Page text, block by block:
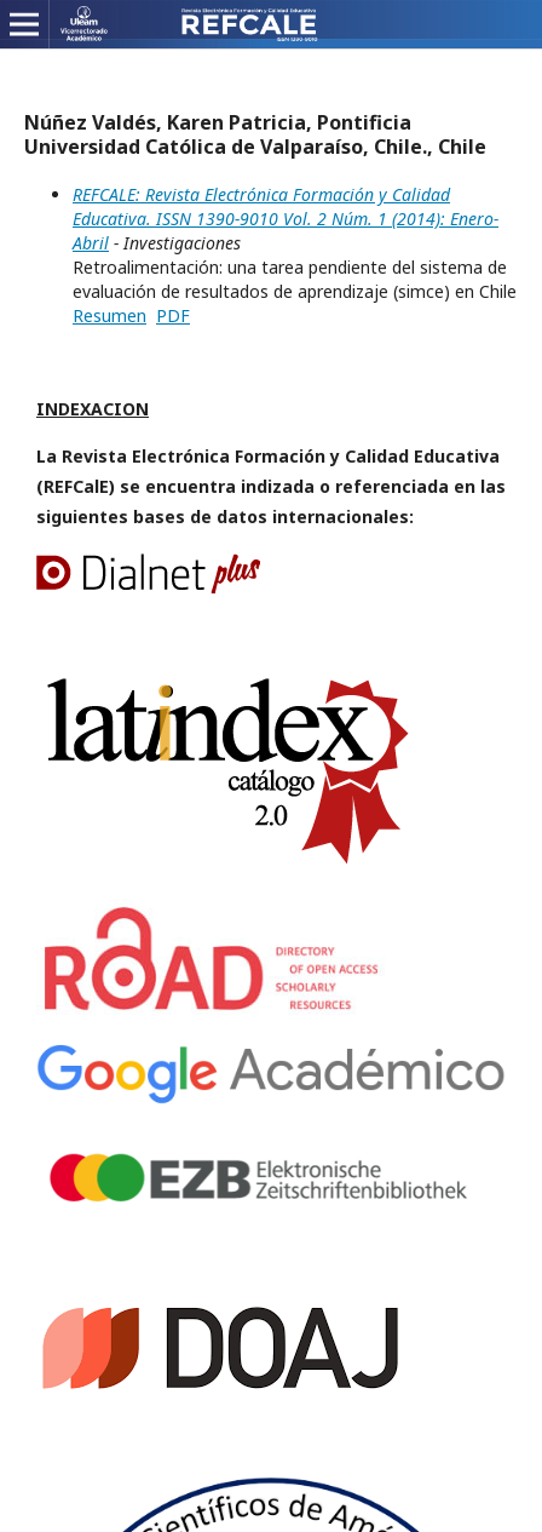
Núñez Valdés, Karen Patricia, Pontificia
Universidad Católica de Valparaíso, Chile., Chile
REFCALE: Revista Electrónica Formación y Calidad
Educativa. ISSN 1390-9010 Vol. 2 Núm. 1 (2014): Enero-
Abril - Investigaciones
Retroalimentación: una tarea pendiente del sistema de
evaluación de resultados de aprendizaje (simce) en Chile
Resumen PDF
INDEXACION
La Revista Electrónica Formación y Calidad Educativa
(REFCalE) se encuentra indizada o referenciada en las
siguientes bases de datos internacionales: